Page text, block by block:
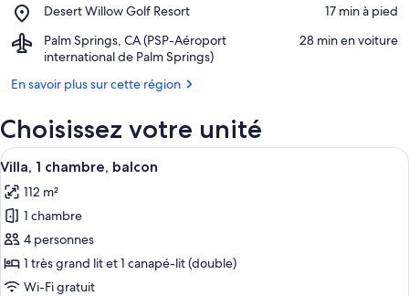
Golf
Courses
at
Desert
Springs
Club
Lakes
Country
Club
Desert Willow Golf Resort
Place,
Willow
Golf
Resort
‪17 min à pied‬
Palm Springs, CA (PSP-Aéroport
international de Palm Springs)
Airport,
Palm
CA
Aéroport
international
Palm
Springs)
‪28 min en voiture‬
En savoir plus sur cette région
Choisissez votre unité
Afficher
toutes
les
photos
pour
ce
type
Une chambre d’hôtel moderne dotée
7
Villa, 1 chambre, balcon
112 m²
1 chambre
4 personnes
1 très grand lit et 1 canapé-lit (double)
Wi-Fi gratuit